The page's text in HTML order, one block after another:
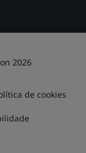
2026
de cookies